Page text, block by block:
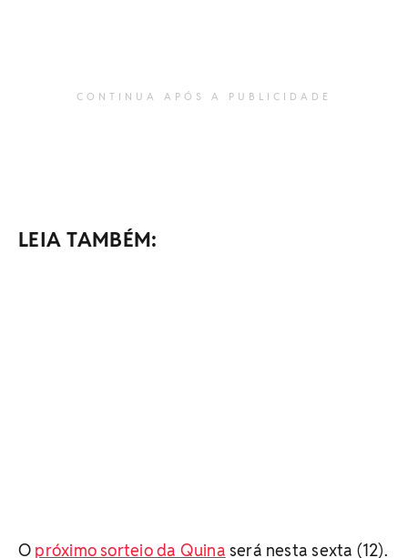
CONTINUA APÓS A PUBLICIDADE
LEIA TAMBÉM:
O próximo sorteio da Quina será nesta sexta (12).